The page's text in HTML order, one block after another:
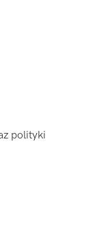
polityki